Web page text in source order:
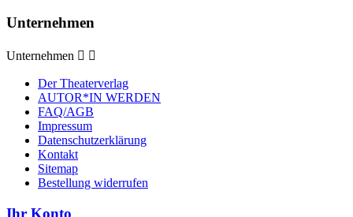
Unternehmen
Unternehmen  
Der Theaterverlag
AUTOR*IN WERDEN
FAQ/AGB
Impressum
Datenschutzerklärung
Kontakt
Sitemap
Bestellung widerrufen
Ihr Konto